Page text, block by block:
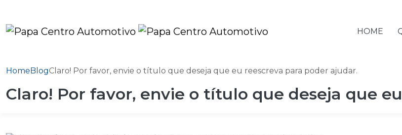
HOME
HomeBlogClaro! Por favor, envie o título que deseja que eu reescreva para poder ajudar.
Claro! Por favor, envie o título que deseja que